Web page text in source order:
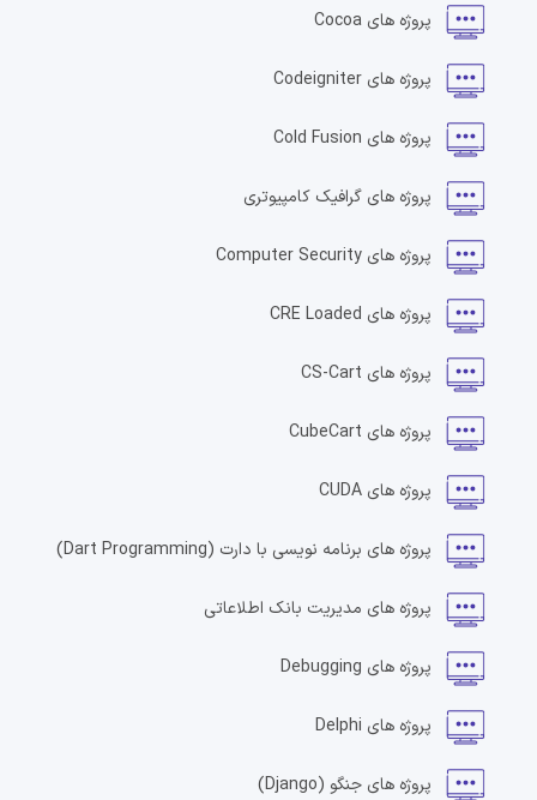
پروژه های Cocoa
پروژه های Codeigniter
پروژه های Cold Fusion
پروژه های گرافیک کامپیوتری
پروژه های Computer Security
پروژه های CRE Loaded
پروژه های CS-Cart
پروژه های CubeCart
پروژه های CUDA
پروژه های برنامه نویسی با دارت (Dart Programming)
پروژه های مدیریت بانک اطلاعاتی
پروژه های Debugging
پروژه های Delphi
پروژه های جنگو (Django)